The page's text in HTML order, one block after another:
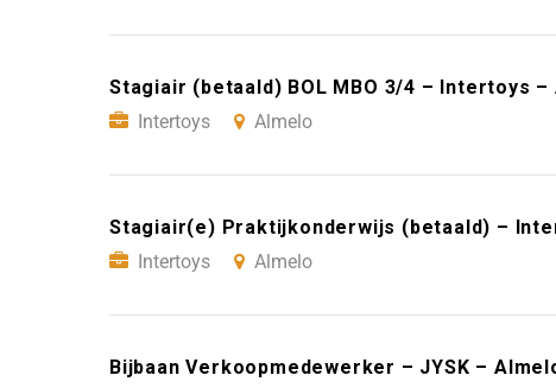
Stagiair (betaald) BOL MBO 3/4 – Intertoys –
Intertoys
Almelo
Stagiair(e) Praktijkonderwijs (betaald) –
Intertoys
Almelo
Bijbaan Verkoopmedewerker – JYSK –